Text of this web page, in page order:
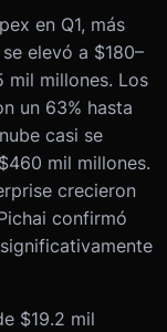
en Q1, más
elevó a $180–
mil millones. Los
un 63% hasta
casi se
mil millones.
crecieron
confirmó
$19.2 mil